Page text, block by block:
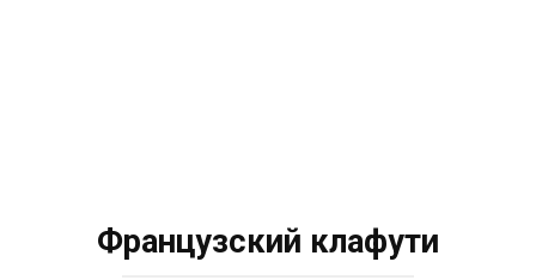
Французский клафути